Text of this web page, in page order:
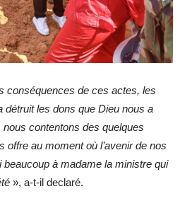
conséquences de ces actes, les
détruit les dons que Dieu nous a
contentons des quelques
offre au moment où l’avenir de nos
à madame la ministre qui
», a-t-il declaré.